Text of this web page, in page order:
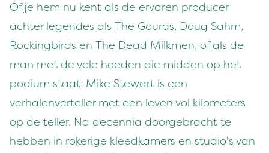
Of je hem nu kent als de ervaren producer
achter legendes als The Gourds, Doug Sahm,
Rockingbirds en The Dead Milkmen, of als de
man met de vele hoeden die midden op het
podium staat: Mike Stewart is een
verhalenverteller met een leven vol kilometers
op de teller. Na decennia doorgebracht te
hebben in rokerige kleedkamers en studio's van